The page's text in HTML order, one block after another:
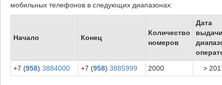
мобильных телефонов в следующих диапазонах:
Начало Конец
Количество
номеров
Дата
+7 (958) 3884000 +7 (958) 3885999 2000 >